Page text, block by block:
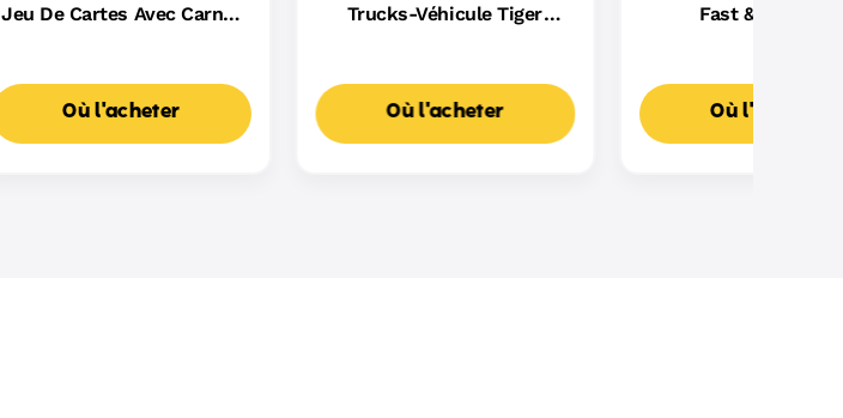
Jeu De Cartes Avec Carnet
Où l'acheter
Trucks-Véhicule Tiger
Où l'acheter
Fast & Furious-
Où l'acheter